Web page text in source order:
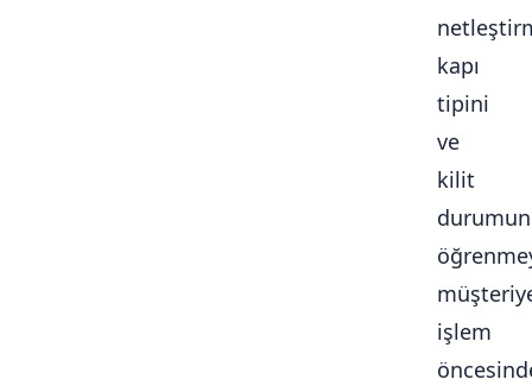
kapı
tipini
ve
kilit
işlem